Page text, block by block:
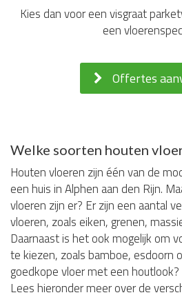
Kies dan voor een visgraat
een
Offertes
Welke soorten houten
Houten vloeren zijn één van de
een huis in Alphen aan den Rijn.
vloeren zijn er? Er zijn een aantal
vloeren, zoals eiken, grenen,
Daarnaast is het ook mogelijk om
te kiezen, zoals bamboe, esdoorn
goedkope vloer met een houtlook?
Lees hieronder meer over de